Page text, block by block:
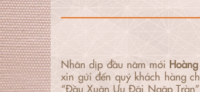
Nhân dịp đầu năm mới
xin gửi đến quý khách hàng
“Đầu Xuân Ưu Đãi Ngập